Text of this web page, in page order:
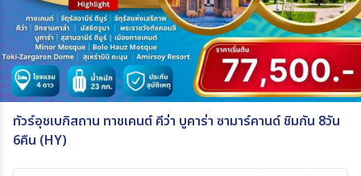
ทัวร์อุชเบกิสถาน ทาชเคนต์ คีว่า บูคาร่า ซามาร์คานด์ ชิมกัน 8วัน
6คืน (HY)